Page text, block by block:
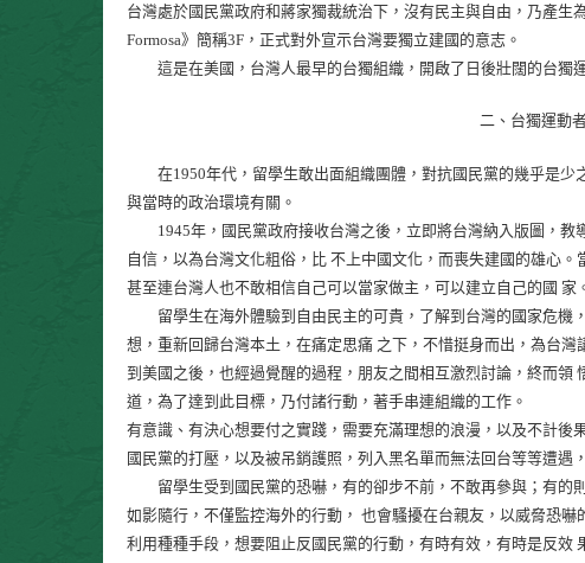
台灣處於國民黨政府和蔣家獨裁統治下，沒有民主與自由，乃產生
Formosa》簡稱3F，正式對外宣示台灣要獨立建國的意志。
這是在美國，台灣人最早的台獨組織，開啟了日後壯闊的台獨
二、台獨運動
在1950年代，留學生敢出面組織團體，對抗國民黨的幾乎是少
與當時的政治環境有關。
1945年，國民黨政府接收台灣之後，立即將台灣納入版圖，教
自信，以為台灣文化粗俗，比 不上中國文化，而喪失建國的雄心
甚至連台灣人也不敢相信自己可以當家做主，可以建立自己的國 家
留學生在海外體驗到自由民主的可貴，了解到台灣的國家危機
想，重新回歸台灣本土，在痛定思痛 之下，不惜挺身而出，為台
到美國之後，也經過覺醒的過程，朋友之間相互激烈討論，終而
道，為了達到此目標，乃付諸行動，著手串連組織的工作。
有意識、有決心想要付之實踐，需要充滿理想的浪漫，以及不計後
國民黨的打壓，以及被吊銷護照，列入黑名單而無法回台等等遭遇
留學生受到國民黨的恐嚇，有的卻步不前，不敢再參與；有的
如影隨行，不僅監控海外的行動， 也會騷擾在台親友，以威脅恐
利用種種手段，想要阻止反國民黨的行動，有時有效，有時是反